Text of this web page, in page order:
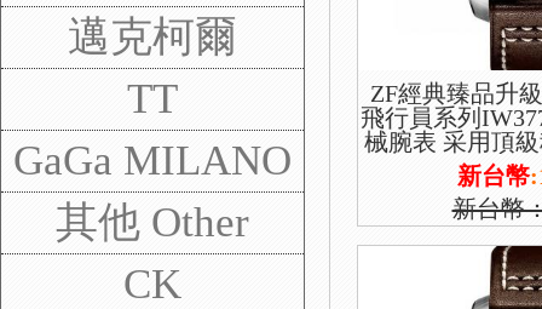
邁克柯爾
TT
GaGa MILANO
其他 Other
CK
ZF經典臻品升
飛行員系列
械腕表 采用頂
版本 功能雙日
新台幣
新台幣